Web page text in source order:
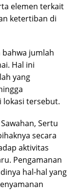
elemen terkait
ketertiban di
jumlah
Hal ini
yang
lokasi tersebut.
Sertu
secara
aktivitas
Pengamanan
hal-hal yang